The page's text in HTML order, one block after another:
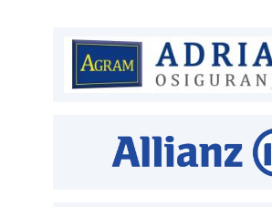
ČLANSTVO
TEHNIČKI PREGLED I REGISTRACIJA